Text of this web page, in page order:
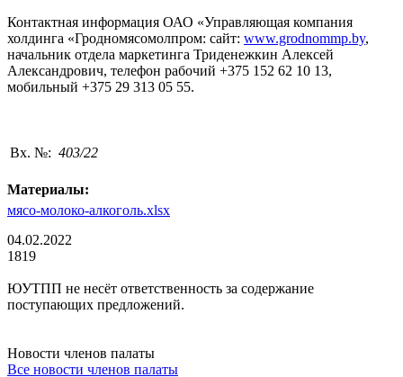
Контактная информация ОАО «Управляющая компания
холдинга «Гродномясомолпром: сайт: www.grodnommp.by,
начальник отдела маркетинга Триденежкин Алексей
Александрович, телефон рабочий +375 152 62 10 13,
мобильный +375 29 313 05 55.
Вх. №: 403/22
Материалы:
мясо-молоко-алкоголь.xlsx
04.02.2022
1819
ЮУТПП не несёт ответственность за содержание
поступающих предложений.
Новости членов палаты
Все новости членов палаты